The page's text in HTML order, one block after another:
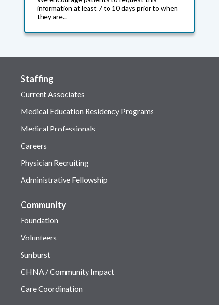
information at least 7 to 10 days prior to when
they are...
Staffing
Current Associates
Medical Education Residency Programs
Medical Professionals
Careers
Physician Recruiting
Administrative Fellowship
Community
Foundation
Volunteers
Sunburst
CHNA / Community Impact
Care Coordination